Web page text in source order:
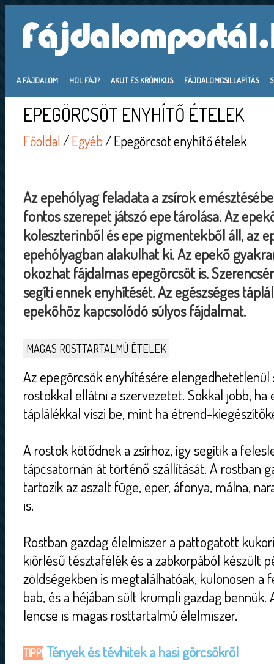
A FÁJDALOM HOL FÁJ? AKUT ÉS KRÓNIKUS FÁJDALOMCSILLAPÍTÁS
EPEGÖRCSÖT ENYHÍTŐ ÉTELEK
Főoldal/Egyéb/ Epegörcsöt enyhítő ételek
Az epehólyag feladata a zsírok
fontos szerepet játszó epe tárolása. Az
koleszterinből és epe pigmentekből áll, az
epehólyagban alakulhat ki. Az epekő
okozhat fájdalmas epegörcsöt is.
segíti ennek enyhítését. Az egészséges
epekőhöz kapcsolódó súlyos fájdalmat.
MAGAS ROSTTARTALMÚ ÉTELEK
Az epegörcsök enyhítésére
rostokkal ellátni a szervezetet. Sokkal jobb, ha
táplálékkal viszi be, mint ha étrend-
A rostok kötődnek a zsírhoz, így segítik a
tápcsatornán át történő szállítását. A rostban
tartozik az aszalt füge, eper, áfonya, málna,
is.
Rostban gazdag élelmiszer a pattogatott
kiőrlésű tésztafélék és a zabkorpából készült
zöldségekben is megtalálhatóak, különösen a
bab, és a héjában sült krumpli gazdag bennük.
lencse is magas rosttartalmú élelmiszer.
TIPP! Tények és tévhitek a hasi görcsökről